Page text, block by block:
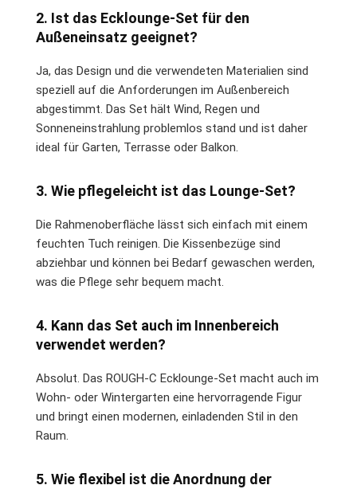
2. Ist das Ecklounge-Set für den
Außeneinsatz geeignet?
Ja, das Design und die verwendeten Materialien sind
speziell auf die Anforderungen im Außenbereich
abgestimmt. Das Set hält Wind, Regen und
Sonneneinstrahlung problemlos stand und ist daher
ideal für Garten, Terrasse oder Balkon.
3. Wie pflegeleicht ist das Lounge-Set?
Die Rahmenoberfläche lässt sich einfach mit einem
feuchten Tuch reinigen. Die Kissenbezüge sind
abziehbar und können bei Bedarf gewaschen werden,
was die Pflege sehr bequem macht.
4. Kann das Set auch im Innenbereich
verwendet werden?
Absolut. Das ROUGH-C Ecklounge-Set macht auch im
Wohn- oder Wintergarten eine hervorragende Figur
und bringt einen modernen, einladenden Stil in den
Raum.
5. Wie flexibel ist die Anordnung der